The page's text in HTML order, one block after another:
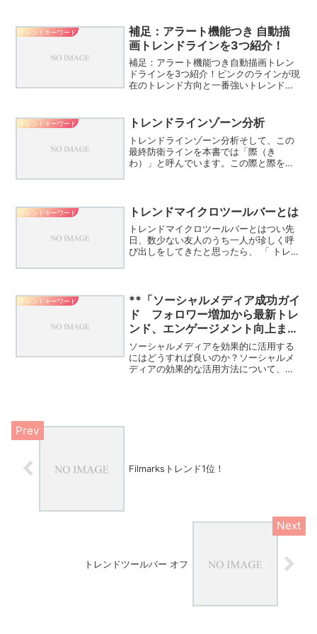
す。外為どっとコムの新スマートフォン
アプリ『外貨ネクストネオ「...
トレンドキーワード
補足：アラート機能つき 自動描
画トレンドラインを3つ紹介！
補足：アラート機能つき自動描画トレン
ドラインを3つ紹介！ピンクのラインが現
在のトレンド方向と一番強いトレンドラ
されます。太い線が古いトレンドライン
で、細い線が新しいトレ...
トレンドキーワード トレンドラインゾーン分析
トレンドラインゾーン分析そして、この
最終防衛ラインを本書では「際（き
わ）」と呼んでいます。この際と際をト
れるのかを見てから動きます（...
トレンドキーワード トレンドマイクロツールバーとは
トレンドマイクロツールバーとはつい先
日、数少ない友人のうち一人が珍しく呼
び出しをしてきたと思ったら、 「 トレ
い、もともと利用して...
トレンドキーワード
**「ソーシャルメディア成功ガイ
ド フォロワー増加から最新トレ
ンド、エンゲージメント向上ま
で」** このタイトルは、提供さ
れた見出しすべてを包括し、読者
に対してソーシャルメディアを効
ソーシャルメディアを効果的に活用する
にはどうすれば良いのか？ソーシャルメ
ディアの効果的な活用方法について、以
Filmarksトレンド1位！
トレンドツールバー オフ